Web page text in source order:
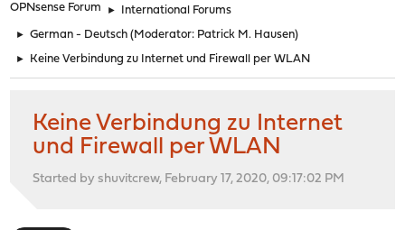
OPNsense Forum ► International Forums
► German - Deutsch (Moderator: Patrick M. Hausen)
► Keine Verbindung zu Internet und Firewall per WLAN
Keine Verbindung zu Internet
und Firewall per WLAN
Started by shuvitcrew, February 17, 2020, 09:17:02 PM